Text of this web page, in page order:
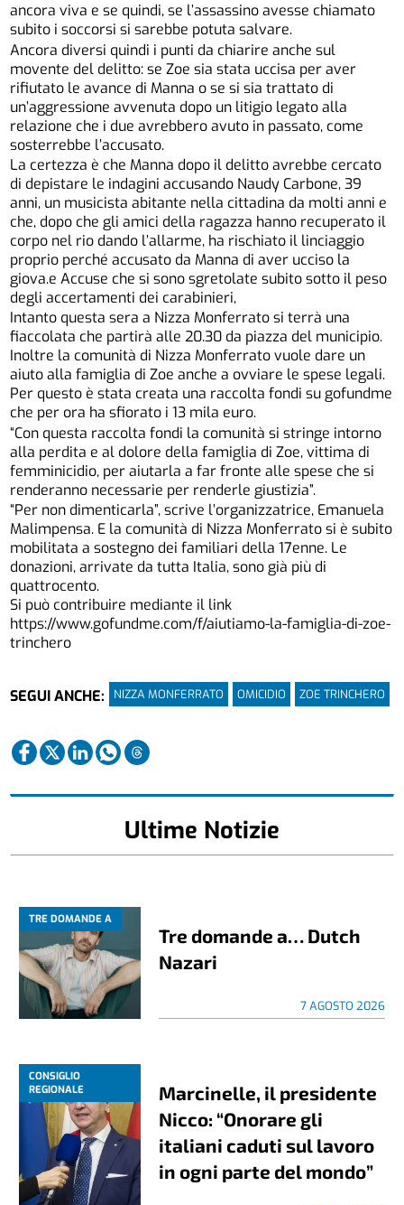
ancora viva e se quindi, se l’assassino avesse chiamato
subito i soccorsi si sarebbe potuta salvare.
Ancora diversi quindi i punti da chiarire anche sul
movente del delitto: se Zoe sia stata uccisa per aver
rifiutato le avance di Manna o se si sia trattato di
un’aggressione avvenuta dopo un litigio legato alla
relazione che i due avrebbero avuto in passato, come
sosterrebbe l’accusato.
La certezza è che Manna dopo il delitto avrebbe cercato
di depistare le indagini accusando Naudy Carbone, 39
anni, un musicista abitante nella cittadina da molti anni e
che, dopo che gli amici della ragazza hanno recuperato il
corpo nel rio dando l’allarme, ha rischiato il linciaggio
proprio perché accusato da Manna di aver ucciso la
giova.e Accuse che si sono sgretolate subito sotto il peso
degli accertamenti dei carabinieri,
Intanto questa sera a Nizza Monferrato si terrà una
fiaccolata che partirà alle 20.30 da piazza del municipio.
Inoltre la comunità di Nizza Monferrato vuole dare un
aiuto alla famiglia di Zoe anche a ovviare le spese legali.
Per questo è stata creata una raccolta fondi su gofundme
che per ora ha sfiorato i 13 mila euro.
“Con questa raccolta fondi la comunità si stringe intorno
alla perdita e al dolore della famiglia di Zoe, vittima di
femminicidio, per aiutarla a far fronte alle spese che si
renderanno necessarie per renderle giustizia”.
“Per non dimenticarla”, scrive l’organizzatrice, Emanuela
Malimpensa. E la comunità di Nizza Monferrato si è subito
mobilitata a sostegno dei familiari della 17enne. Le
donazioni, arrivate da tutta Italia, sono già più di
quattrocento.
Si può contribuire mediante il link
https://www.gofundme.com/f/aiutiamo-la-famiglia-di-zoe-
trinchero
SEGUI ANCHE: NIZZA MONFERRATO OMICIDIO ZOE TRINCHERO
Ultime Notizie
TRE DOMANDE A
Tre domande a… Dutch
Nazari
7 AGOSTO 2026
CONSIGLIO
REGIONALE
Marcinelle, il presidente
Nicco: “Onorare gli
italiani caduti sul lavoro
in ogni parte del mondo”